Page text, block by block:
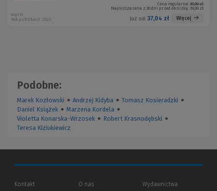
Cena regularna: 39,00 zł
Najniższa cena z 30 dni przed obniżką: 39,00 zł
Już od: 37,04 zł Więcej
esprit
Rok publikacji: 2022
Podobne:
Marek Kozłowski ● Andrzej Kidyba ● Tomasz Kosieradzki ●
Daniel Książek ● Marzena Kordela ●
Violetta Konarska-Wrzosek ● Robert Krasnodębski ●
Teresa Kiziukiewicz
Kontakt
O nas
Wydawnictwa